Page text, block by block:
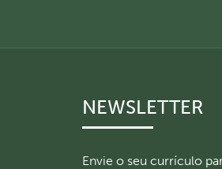
NEWSLETTER
Envie o seu currículo